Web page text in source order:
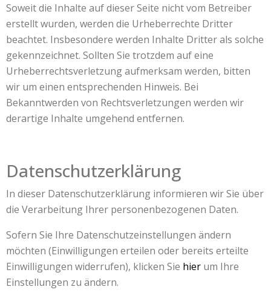
Soweit die Inhalte auf dieser Seite nicht vom Betreiber
erstellt wurden, werden die Urheberrechte Dritter
beachtet. Insbesondere werden Inhalte Dritter als solche
gekennzeichnet. Sollten Sie trotzdem auf eine
Urheberrechtsverletzung aufmerksam werden, bitten
wir um einen entsprechenden Hinweis. Bei
Bekanntwerden von Rechtsverletzungen werden wir
derartige Inhalte umgehend entfernen.
Datenschutzerklärung
In dieser Datenschutzerklärung informieren wir Sie über
die Verarbeitung Ihrer personenbezogenen Daten.
Sofern Sie Ihre Datenschutzeinstellungen ändern
möchten (Einwilligungen erteilen oder bereits erteilte
Einwilligungen widerrufen), klicken Sie hier um Ihre
Einstellungen zu ändern.